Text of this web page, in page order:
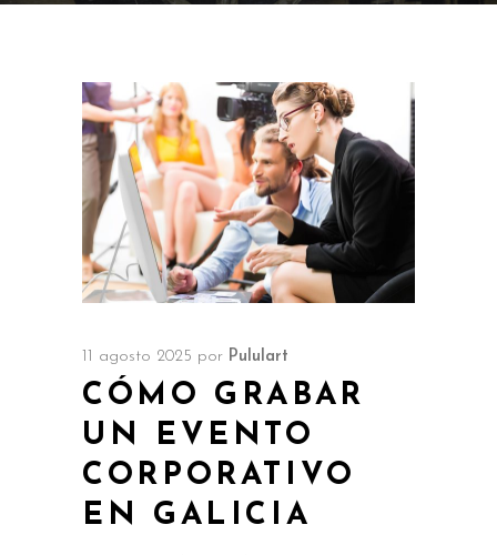
11 agosto 2025 por Pululart
CÓMO GRABAR
UN EVENTO
CORPORATIVO
EN GALICIA